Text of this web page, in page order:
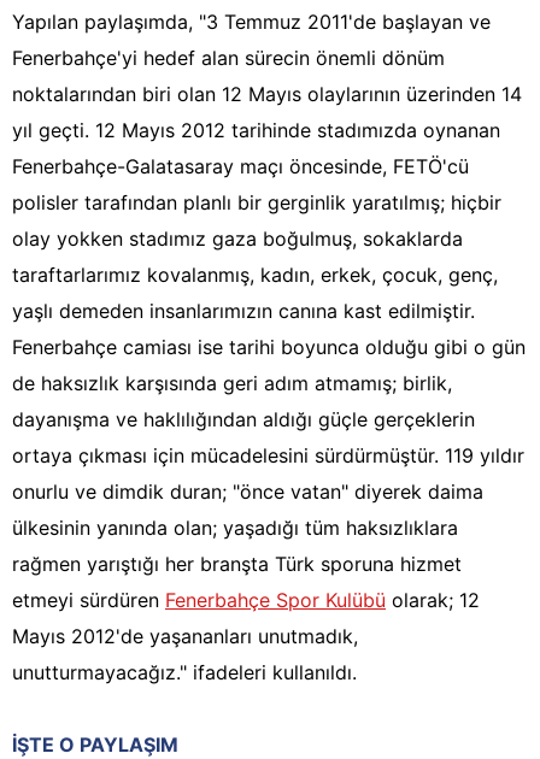
Yapılan paylaşımda, "3 Temmuz 2011'de başlayan ve
Fenerbahçe'yi hedef alan sürecin önemli dönüm
noktalarından biri olan 12 Mayıs olaylarının üzerinden 14
yıl geçti. 12 Mayıs 2012 tarihinde stadımızda oynanan
Fenerbahçe-Galatasaray maçı öncesinde, FETÖ'cü
polisler tarafından planlı bir gerginlik yaratılmış; hiçbir
olay yokken stadımız gaza boğulmuş, sokaklarda
taraftarlarımız kovalanmış, kadın, erkek, çocuk, genç,
yaşlı demeden insanlarımızın canına kast edilmiştir.
Fenerbahçe camiası ise tarihi boyunca olduğu gibi o gün
de haksızlık karşısında geri adım atmamış; birlik,
dayanışma ve haklılığından aldığı güçle gerçeklerin
ortaya çıkması için mücadelesini sürdürmüştür. 119 yıldır
onurlu ve dimdik duran; "önce vatan" diyerek daima
ülkesinin yanında olan; yaşadığı tüm haksızlıklara
rağmen yarıştığı her branşta Türk sporuna hizmet
etmeyi sürdüren Fenerbahçe Spor Kulübü olarak; 12
Mayıs 2012'de yaşananları unutmadık,
unutturmayacağız." ifadeleri kullanıldı.
İŞTE O PAYLAŞIM